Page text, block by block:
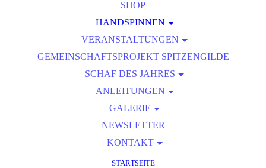
PRESSEBEREICH
VORTEILE EINER MITGLIEDSCHAFT
MITGLIEDERZEITSCHRIFT
ADRESSÄNDERUNG
KÜNDIGUNG
KURSLEITER-VERZEICHNIS
REGIONALE ANSPRECHPARTNER:INNEN
SPINNGRUPPEN-VERZEICHNIS
SHOP
HANDSPINNEN
FÜR ANFÄNGER
SPINNRAD-LISTE
VERANSTALTUNGEN
VERANSTALTUNGSKALENDER
GROSSES SPINNTREFFEN 2026
GROSSES SPINNTREFFEN 2027
REGIONALE FORTBILDUNGEN
AUSSTELLUNGEN
WORLD WIDE SPIN IN PUBLIC DAY
GEMEINSCHAFTSPROJEKT SPITZENGILDE
SCHAF DES JAHRES
2025 - LEINESCHAF
2024 - OSTFRIESISCHES MILCHSCHAF
2023 - BRILLENSCHAF
2022 - JAKOBSCHAF
2021 - OUESSANT
ANLEITUNGEN
SCHAFTÄSCHCHEN "MÄHLINDA"
HANDSTULPEN "PLÖN 2023"
JACKE "JUST THE RIGHT ANGLE"
TUCH "BIENENHÜTERIN"
GALERIE
UNSER SCHÄFERWAGEN
PRESSE
NEWSLETTER
KONTAKT
DATENSCHUTZERKLÄRUNG
STARTSEITE